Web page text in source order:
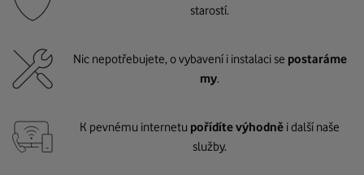
starostí.
Nic nepotřebujete, o vybavení i instalaci se postaráme
my.
K pevnému internetu pořídíte výhodně i další naše
služby.